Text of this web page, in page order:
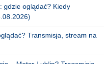
gdzie oglądać? Kiedy
Transmisja, stream na